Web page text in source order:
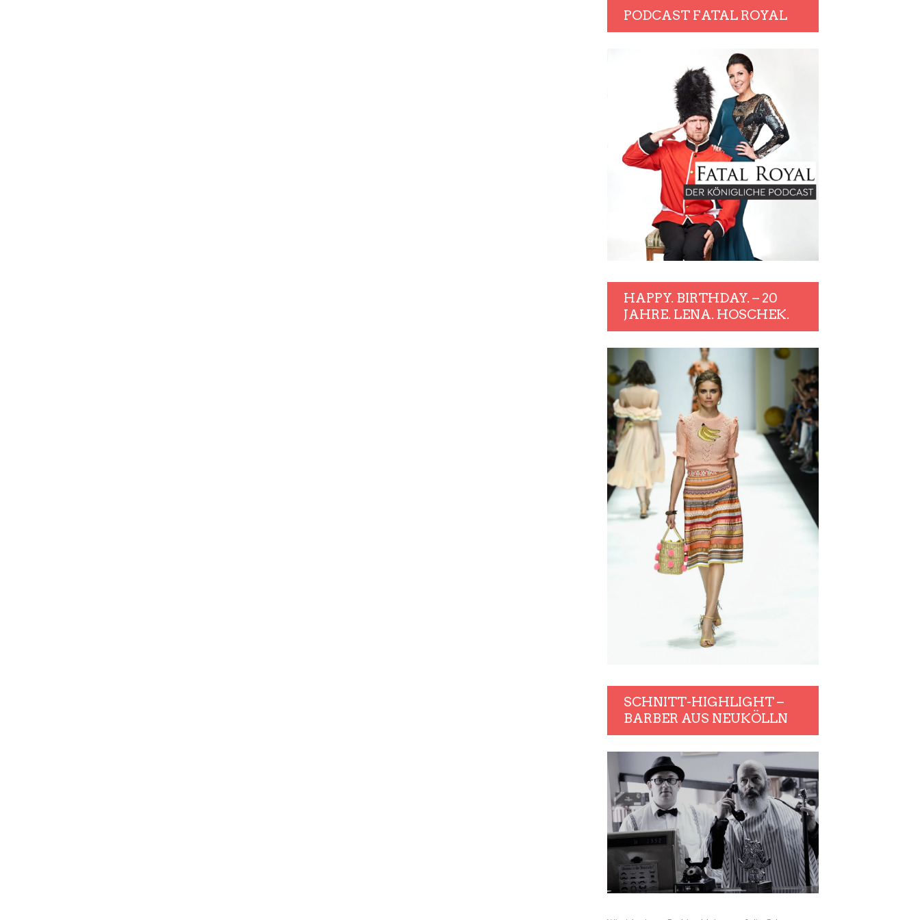
PODCAST FATAL ROYAL
HAPPY. BIRTHDAY. – 20
JAHRE. LENA. HOSCHEK.
SCHNITT-HIGHLIGHT –
BARBER AUS NEUKÖLLN